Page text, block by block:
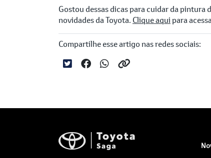
Gostou dessas dicas para cuidar da pintura
novidades da Toyota. Clique aquipara
Compartilhe esse artigo nas redes sociais: